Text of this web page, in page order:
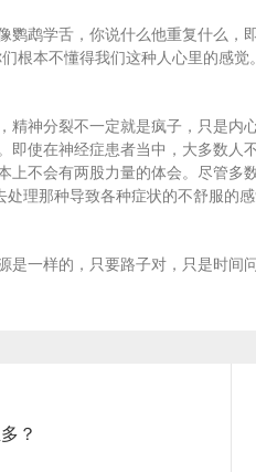
鹦鹉学舌，你说什么他重复什么
根本不懂得我们这种人心里的感
精神分裂不一定就是疯子，只是
即使在神经症患者当中，大多数
上不会有两股力量的体会。尽管
处理那种导致各种症状的不舒服
一样的，只要路子对，只是时间
？